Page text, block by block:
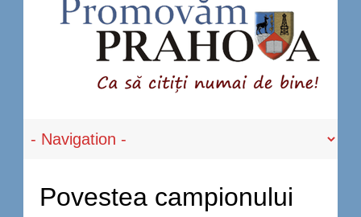
Povestea campionului